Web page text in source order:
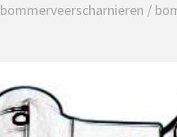
bommerveerscharnieren /